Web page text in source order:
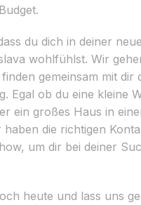
du dich in deiner
wohlfühlst. Wir
gemeinsam mit dir
Egal ob du eine kleine
ein großes Haus in
die richtigen
um dir bei deiner
heute und lass uns